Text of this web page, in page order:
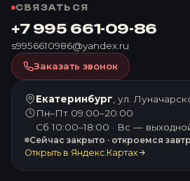
СВЯЗАТЬСЯ
+7 995 661-09-86
s9956610986@yandex.ru
Заказать звонок
Екатеринбург , ул.
Пн–Пт 09:00–20:00
Сб 10:00–18:00 · Вс —
Сейчас закрыто · откроемся
Открыть в Яндекс.Картах